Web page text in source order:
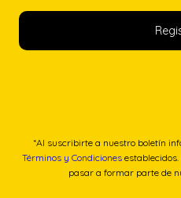
*Al suscribirte a nuestro boletín
Términos y Condiciones
pasar a formar parte de